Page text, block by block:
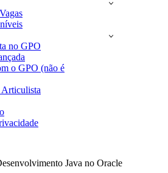
no GPO
o GPO (não é
Articulista
Java no Oracle